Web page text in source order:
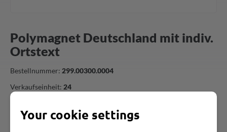
Polymagnet Deutschland mit indiv.
Ortstext
Bestellnummer: 299.00300.0004
Verkaufseinheit: 24
Als Händler oder Wiederverkäufer können Sie sich hier schnell
Your cookie settings